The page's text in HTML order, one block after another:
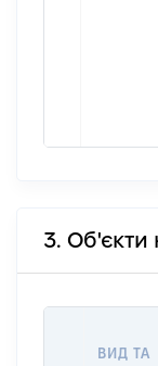
3. Об'єкти
ВИД ТА